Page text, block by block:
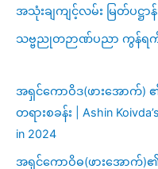
အသုံးချကျင့်လမ်း မြတ်ပဋ္ဌာန်
သဗ္ဗညုတဉာဏ်ပညာ ကွန်ရက်
အရှင်ကောဝိဒ(ဖားအောက်)
တရားစခန်း | Ashin
in 2024
အရှင်ကောဝိဓ(ဖားအောက်)၏